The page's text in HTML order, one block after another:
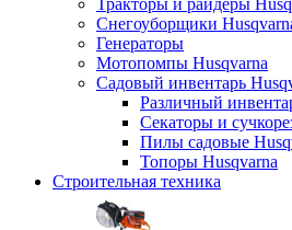
Тракторы и райдеры
Снегоуборщики
Генераторы
Мотопомпы Husqvarna
Садовый инвентарь
Различный
Секаторы и
Пилы садовые
Топоры Husqvarna
Строительная техника